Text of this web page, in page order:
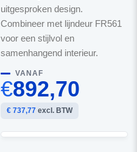
uitgesproken design.
Combineer met lijndeur FR561
voor een stijlvol en
samenhangend interieur.
VANAF
€892,70
€ 737,77excl. BTW